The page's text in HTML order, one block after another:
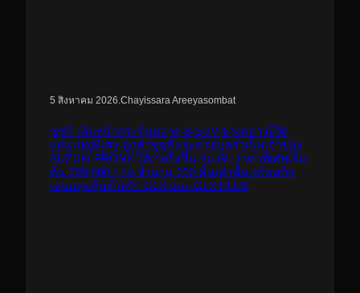
5 สิงหาคม 2026.Chayissara Areeyasombat
ซูซูกิ เดินหน้ากระตุ้นตลาด B-SUV ช่วงกลางปีจัด
แคมเปญพิเศษ ลูกค้าซูซูกิและครอบครัวเป็นเจ้าของ
SUZUKI FRONX ได้ง่ายยิ่งขึ้น รุ่น GL ราคาพิเศษเริ่ม
ต้น 599,000 บาท จำนวน 200 คันเท่านั้น พร้อมข้อ
เสนอสุดคุ้มสำหรับ GLX และ GLX PLUS